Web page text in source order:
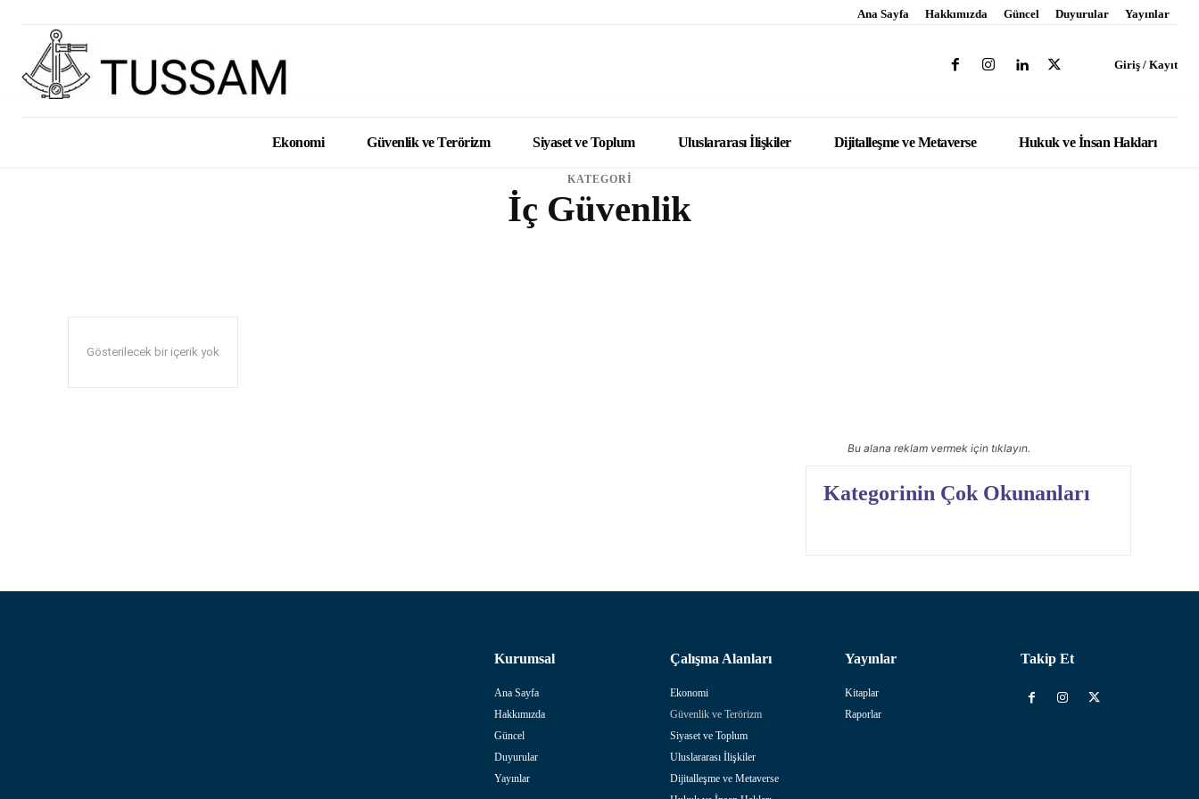
Ana Sayfa Hakkımızda Güncel Duyurular Yayınlar
Giriş / Kayıt
Ekonomi Güvenlik ve Terörizm Siyaset ve Toplum Uluslararası İlişkiler Dijitalleşme ve Metaverse Hukuk ve İnsan Hakları
KATEGORİ
İç Güvenlik
Gösterilecek bir içerik yok
Bu alana reklam vermek için tıklayın.
Kategorinin Çok Okunanları
Kurumsal
Ana Sayfa
Hakkımızda
Güncel
Duyurular
Yayınlar
Çalışma Alanları
Ekonomi
Güvenlik ve Terörizm
Siyaset ve Toplum
Uluslararası İlişkiler
Dijitalleşme ve Metaverse
Yayınlar
Kitaplar
Raporlar
Takip Et